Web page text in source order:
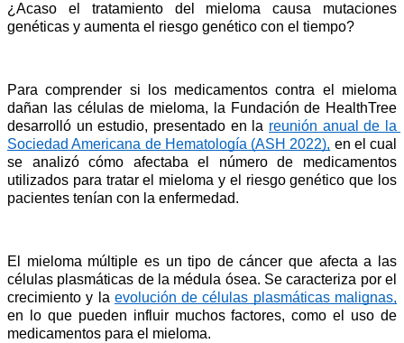
¿Acaso el tratamiento del mieloma causa mutaciones
genéticas y aumenta el riesgo genético con el tiempo?
Para comprender si los medicamentos contra el mieloma
dañan las células de mieloma, la Fundación de HealthTree
desarrolló un estudio, presentado en la reunión anual de la
Sociedad Americana de Hematología (ASH 2022), en el cual
se analizó cómo afectaba el número de medicamentos
utilizados para tratar el mieloma y el riesgo genético que los
pacientes tenían con la enfermedad.
El mieloma múltiple es un tipo de cáncer que afecta a las
células plasmáticas de la médula ósea. Se caracteriza por el
crecimiento y la evolución de células plasmáticas malignas,
en lo que pueden influir muchos factores, como el uso de
medicamentos para el mieloma.